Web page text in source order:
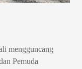
mengguncang
Pemuda